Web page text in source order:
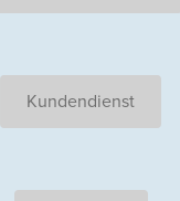
Kundendienst